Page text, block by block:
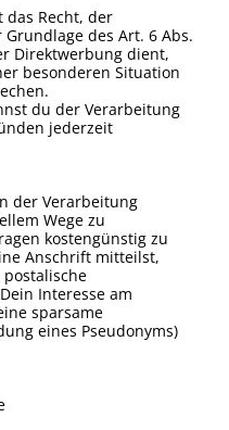
das Recht, der
des Art. 6 Abs.
Direktwerbung dient,
besonderen Situation
du der Verarbeitung
jederzeit
der Verarbeitung
Wege zu
kostengünstig zu
Anschrift mitteilst,
Interesse am
sparsame
eines Pseudonyms)